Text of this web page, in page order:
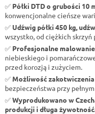
✅ Półki DTD o grubości 10
konwencjonalne cieńsze
✅ Udźwig półki 450 kg,
wszystko, od ciężkich skrzyń
✅ Profesjonalne
niebieskiego i
przed korozją i zużyciem.
✅ Możliwość
bezpieczeństwa przy
✅Wyprodukowano w
produkcji i długa